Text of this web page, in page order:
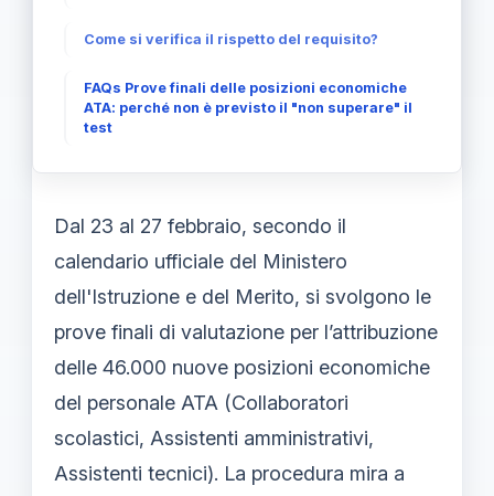
Come si verifica il rispetto del requisito?
FAQs Prove finali delle posizioni economiche
ATA: perché non è previsto il "non superare" il
test
Dal 23 al 27 febbraio, secondo il
calendario ufficiale del Ministero
dell'Istruzione e del Merito, si svolgono le
prove finali di valutazione per l’attribuzione
delle 46.000 nuove posizioni economiche
del personale ATA (Collaboratori
scolastici, Assistenti amministrativi,
Assistenti tecnici). La procedura mira a